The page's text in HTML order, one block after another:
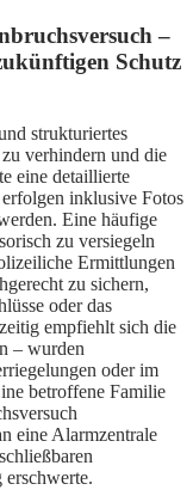
–
Schutz
strukturiertes
verhindern und die
eine detaillierte
erfolgen inklusive Fotos
Eine häufige
zu versiegeln
Ermittlungen
zu sichern,
oder das
empfiehlt sich die
– wurden
oder im
betroffene Familie
eine Alarmzentrale
erschwerte.